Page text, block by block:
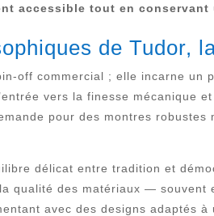
accessible tout en
de Tudor,
off commercial ; elle incarne un
vers la finesse mécanique
pour des montres
délicat entre tradition et
qualité des matériaux — souvent
avec des designs adaptés